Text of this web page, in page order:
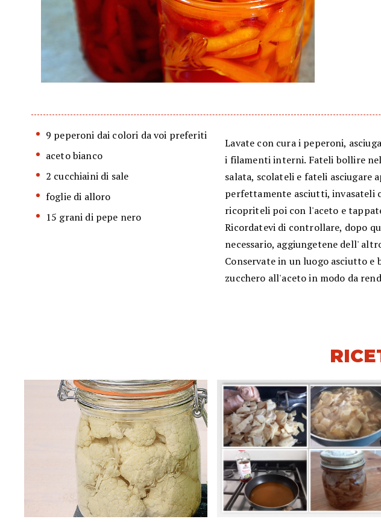
9 peperoni dai colori da voi preferiti
aceto bianco
2 cucchiaini di sale
foglie di alloro
15 grani di pepe nero
Lavate con cura i peperoni,
i filamenti interni. Fateli bollire
salata, scolateli e fateli asciugare
perfettamente asciutti, invasateli
ricopriteli poi con l'aceto e
Ricordatevi di controllare, dopo
necessario, aggiungetene dell'
Conservate in un luogo asciutto e
zucchero all'aceto in modo da